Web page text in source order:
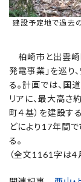
建設予定地で過去
柏崎市と出雲崎
発電事業」を巡り
る。計画では、国
リアに、最大高さ
町４基）を建設す
どにより17年間
る。
（全文1161字は4